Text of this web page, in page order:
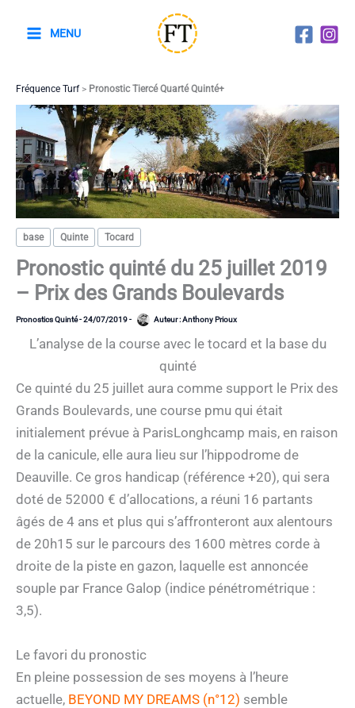
MENU
Fréquence Turf> Pronostic Tiercé Quarté Quinté+
base Quinte Tocard
Pronostic quinté du 25 juillet 2019
– Prix des Grands Boulevards
Pronostics Quinté-24/07/2019- Auteur :Anthony Prioux
L’analyse de la course avec le tocard et la base du
quinté
Ce quinté du 25 juillet aura comme support le Prix des
Grands Boulevards, une course pmu qui était
initialement prévue à ParisLonghcamp mais, en raison
de la canicule, elle aura lieu sur l’hippodrome de
Deauville. Ce gros handicap (référence +20), qui sera
doté de 52000 € d’allocations, a réuni 16 partants
âgés de 4 ans et plus qui s’affronteront aux alentours
de 20h15 sur le parcours des 1600 mètres corde à
droite de la piste en gazon, laquelle est annoncée
souple par France Galop (indice pénétrométrique :
3,5).
Le favori du pronostic
En pleine possession de ses moyens à l’heure
actuelle, BEYOND MY DREAMS (n°12) semble